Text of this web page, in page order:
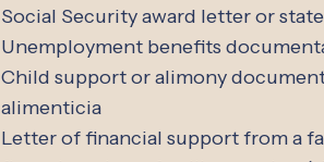
Social Security award letter or
Unemployment benefits
Child support or alimony
alimenticia
Letter of financial support from a